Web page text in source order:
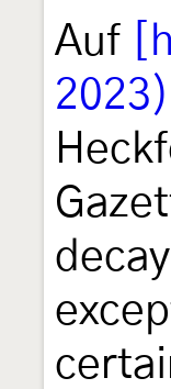
Auf
2023)]